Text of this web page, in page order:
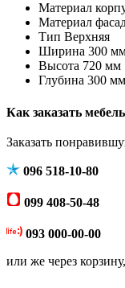
Материал
Материал
Тип Верхняя
Ширина 300
Высота 720 мм
Глубина 300 мм
Как заказать
Заказать
096 518-10-80
099 408-50-48
093 000-00-00
или же через